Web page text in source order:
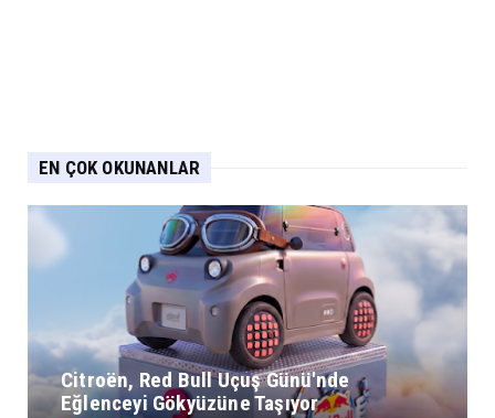
EN ÇOK OKUNANLAR
Citroën, Red Bull Uçuş Günü'nde
Eğlenceyi Gökyüzüne Taşıyor